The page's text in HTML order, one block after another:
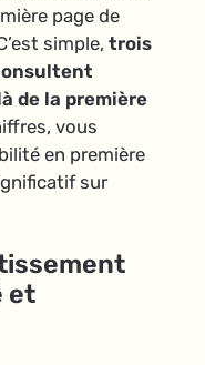
page de
simple, trois
de la première
vous
en première
sur
et